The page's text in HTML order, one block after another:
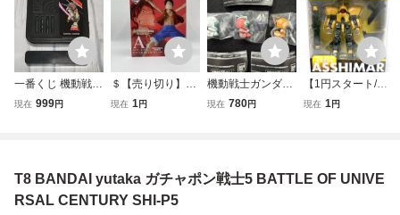
一番くじ 機動戦士
ガンダム UNIVER
現在 999円
＄【売り切り】BA
NDAI SPIRITS
ンキー・D・ルフ
ィ ※未開封
現在 1円
機動戦士ガンダム
まちぼうけ ３個セ
ャ 検）ミニソフビ
現在 780円
【1円スタート/未
使用】 BANDAI M
ンダム 変形ギミッ
現在 1円
T8 BANDAI yutaka ガチャポン戦士5 BATTLE OF UNIVE
RSAL CENTURY SHI-P5